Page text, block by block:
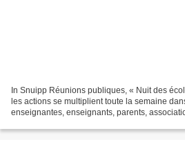
In Snuipp Réunions publiques, « Nuit des
les actions se multiplient toute la semaine
enseignantes, enseignants, parents,